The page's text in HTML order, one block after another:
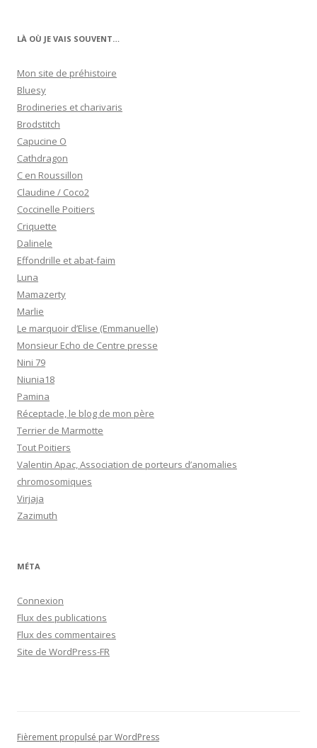
LÀ OÙ JE VAIS SOUVENT…
Mon site de préhistoire
Bluesy
Brodineries et charivaris
Brodstitch
Capucine O
Cathdragon
C en Roussillon
Claudine / Coco2
Coccinelle Poitiers
Criquette
Dalinele
Effondrille et abat-faim
Luna
Mamazerty
Marlie
Le marquoir d’Elise (Emmanuelle)
Monsieur Echo de Centre presse
Nini 79
Niunia18
Pamina
Réceptacle, le blog de mon père
Terrier de Marmotte
Tout Poitiers
Valentin Apac, Association de porteurs d’anomalies
chromosomiques
Virjaja
Zazimuth
MÉTA
Connexion
Flux des publications
Flux des commentaires
Site de WordPress-FR
Fièrement propulsé par WordPress